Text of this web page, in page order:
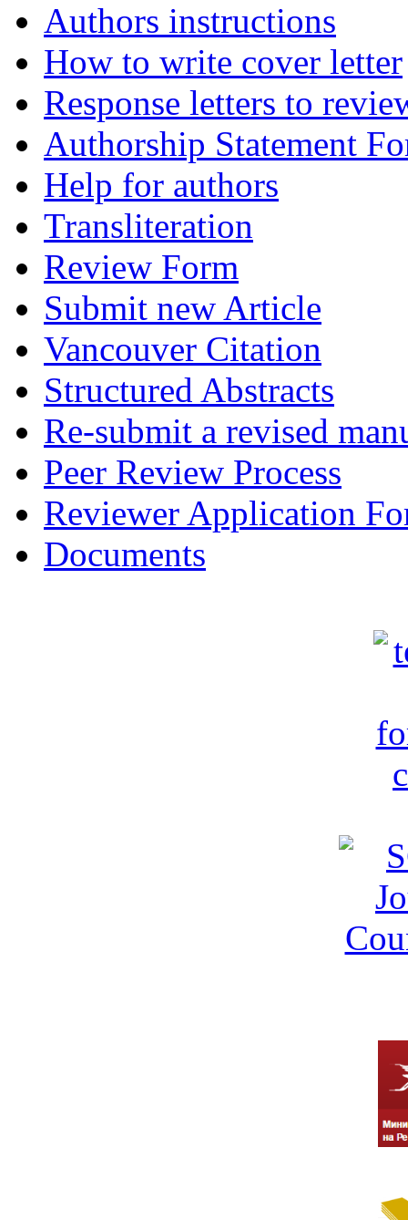
Authors instructions
How to write cover letter
Response letters to
Authorship Statement
Help for authors
Transliteration
Review Form
Submit new Article
Vancouver Citation
Structured Abstracts
Re-submit a revised
Peer Review Process
Reviewer Application
Documents